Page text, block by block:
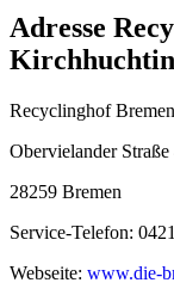
Adresse
Recyclinghof
Obervielander Straße
28259 Bremen
Service-Telefon:
Webseite: www.die-